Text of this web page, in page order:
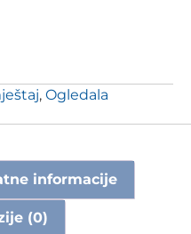
, Ogledala
informacije
(0)